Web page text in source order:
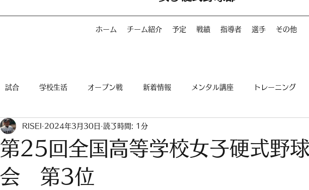
ホーム チーム紹介 予定 戦績 指導者 選手 その他
試合 学校生活 オープン戦 新着情報 メンタル講座 トレーニング
履正社 2026
第25回全国高等学校女子硬式野
会 第3位
RISEI 2024年3月30日 読了時間: 1分